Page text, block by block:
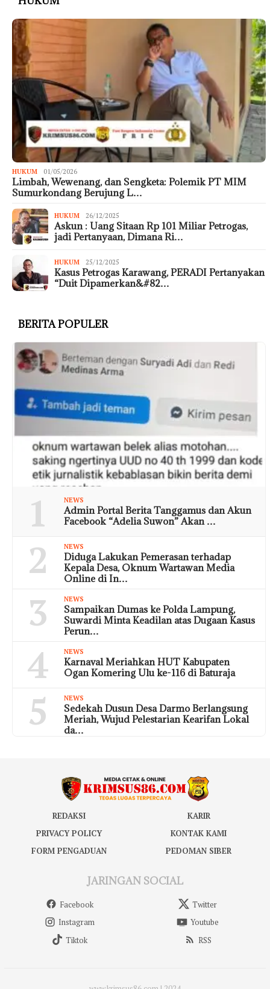
HUKUM 01/05/2026
Limbah, Wewenang, dan Sengketa: Polemik PT MIM
Sumurkondang Berujung L…
HUKUM 26/12/2025
Askun : Uang Sitaan Rp 101 Miliar Petrogas,
jadi Pertanyaan, Dimana Ri…
HUKUM 25/12/2025
Kasus Petrogas Karawang, PERADI Pertanyakan
“Duit Dipamerkan&#82…
BERITA POPULER
1 NEWS
Admin Portal Berita Tanggamus dan Akun
Facebook “Adelia Suwon” Akan …
2 NEWS
Diduga Lakukan Pemerasan terhadap
Kepala Desa, Oknum Wartawan Media
Online di In…
3 NEWS
Sampaikan Dumas ke Polda Lampung,
Suwardi Minta Keadilan atas Dugaan Kasus
Perun…
4 NEWS
Karnaval Meriahkan HUT Kabupaten
Ogan Komering Ulu ke-116 di Baturaja
5 NEWS
Sedekah Dusun Desa Darmo Berlangsung
Meriah, Wujud Pelestarian Kearifan Lokal
da…
REDAKSI
KARIR
PRIVACY POLICY
KONTAK KAMI
FORM PENGADUAN
PEDOMAN SIBER
JARINGAN SOCIAL
Facebook
Twitter
Instagram
Youtube
Tiktok
RSS